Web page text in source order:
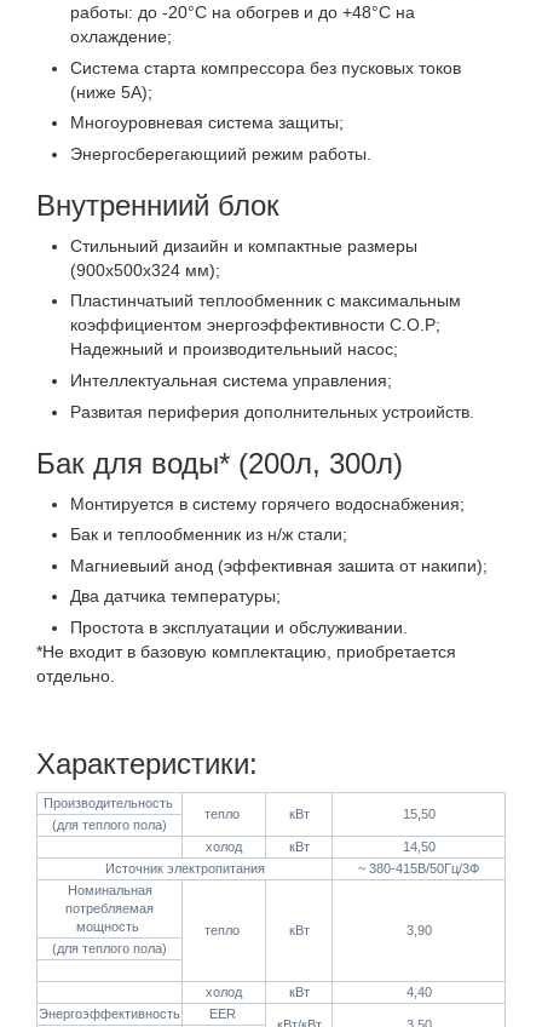
работы: до -20°С на обогрев и до +48°С на
охлаждение;
Система старта компрессора без пусковых токов
(ниже 5А);
Многоуровневая система защиты;
Энергосберегающиий режим работы.
Внутренниий блок
Стильныий дизаийн и компактные размеры
(900х500х324 мм);
Пластинчатыий теплообменник с максимальным
коэффициентом энергоэффективности С.O.P;
Надежныий и производительныий насос;
Интеллектуальная система управления;
Развитая периферия дополнительных устроийств.
Бак для воды* (200л, 300л)
Монтируется в систему горячего водоснабжения;
Бак и теплообменник из н/ж стали;
Магниевыий анод (эффективная зашита от накипи);
Два датчика температуры;
Простота в эксплуатации и обслуживании.
*Не входит в базовую комплектацию, приобретается
отдельно.
Характеристики:
Производительность
тепло кВт 15,50
(для теплого пола)
холод
кВт
14,50
Источник электропитания
~ 380-415В/50Гц/3Ф
Номинальная
потребляемая
мощность
тепло кВт
3,90
(для теплого пола)
холод кВт
4,40
Энергоэффективность
EER